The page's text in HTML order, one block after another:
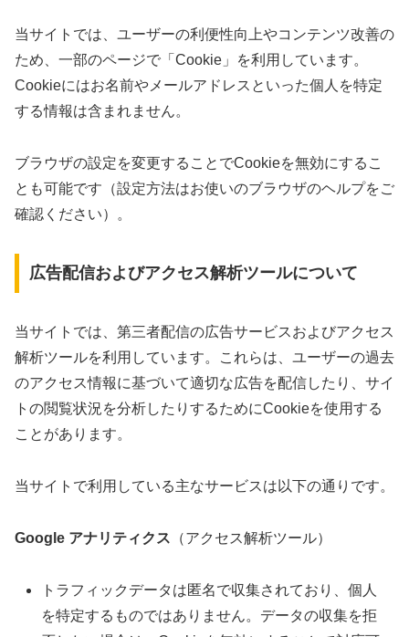
当サイトでは、ユーザーの利便性向上やコンテンツ改善の
ため、一部のページで「Cookie」を利用しています。
Cookieにはお名前やメールアドレスといった個人を特定
する情報は含まれません。
ブラウザの設定を変更することでCookieを無効にするこ
とも可能です（設定方法はお使いのブラウザのヘルプをご
確認ください）。
広告配信およびアクセス解析ツールについて
当サイトでは、第三者配信の広告サービスおよびアクセス
解析ツールを利用しています。これらは、ユーザーの過去
のアクセス情報に基づいて適切な広告を配信したり、サイ
トの閲覧状況を分析したりするためにCookieを使用する
ことがあります。
当サイトで利用している主なサービスは以下の通りです。
Google アナリティクス （アクセス解析ツール）
トラフィックデータは匿名で収集されており、個人
を特定するものではありません。データの収集を拒